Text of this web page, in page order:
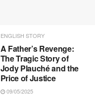
ENGLISH STORY
A Father’s Revenge:
The Tragic Story of
Jody Plauché and the
Price of Justice
09/05/2025